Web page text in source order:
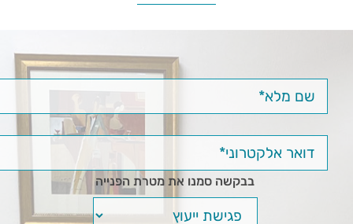
בבקשה סמנו את מטרת הפנייה